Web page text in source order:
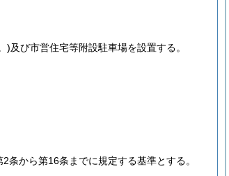
)及び市営住宅等附設駐車場を設置する。
2条から第16条までに規定する基準とする。